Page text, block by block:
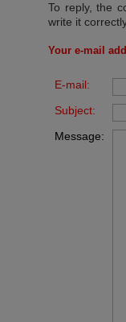
To reply, the
write it
Your e-mail
E-mail:
Subject:
Message: